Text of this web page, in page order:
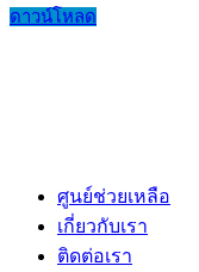
ดาวน์โหลด
ศูนย์ช่วยเหลือ
เกี่ยวกับเรา
ติดต่อเรา